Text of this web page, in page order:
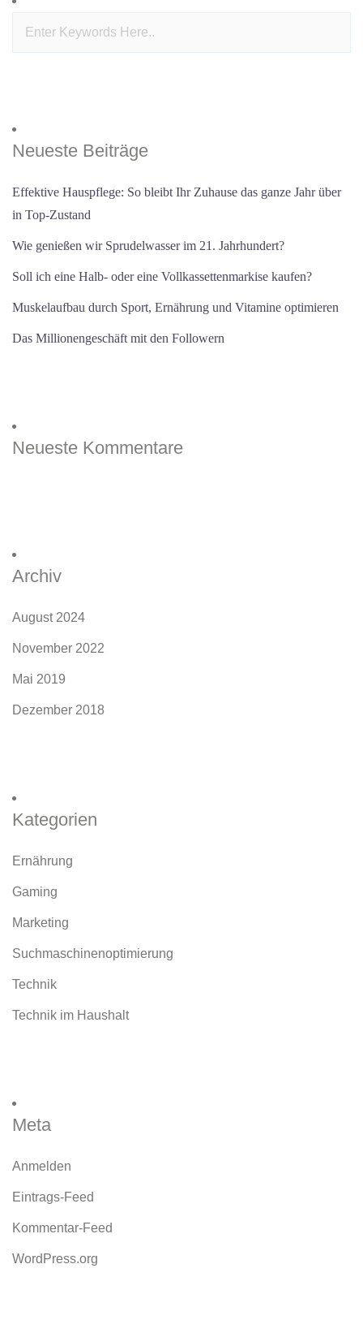
Neueste Beiträge
Effektive Hauspflege: So bleibt Ihr Zuhause das ganze Jahr über
in Top-Zustand
Wie genießen wir Sprudelwasser im 21. Jahrhundert?
Soll ich eine Halb- oder eine Vollkassettenmarkise kaufen?
Muskelaufbau durch Sport, Ernährung und Vitamine optimieren
Das Millionengeschäft mit den Followern
Neueste Kommentare
Archiv
August 2024
November 2022
Mai 2019
Dezember 2018
Kategorien
Ernährung
Gaming
Marketing
Suchmaschinenoptimierung
Technik
Technik im Haushalt
Meta
Anmelden
Eintrags-Feed
Kommentar-Feed
WordPress.org